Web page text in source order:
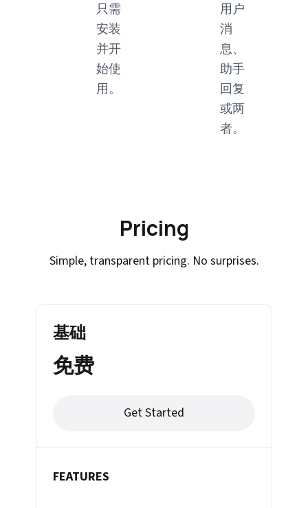
只需
安装
并开
始使
用。
用户
消
息、
助手
回复
或两
者。
Pricing
Simple, transparent pricing. No surprises.
基础
免费
Get Started
FEATURES